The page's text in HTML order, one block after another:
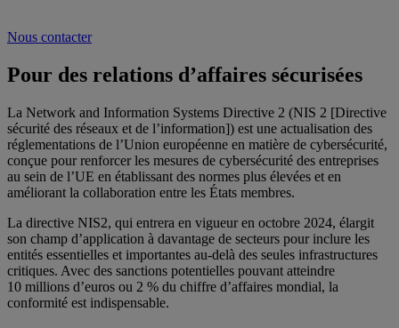
Nous contacter
Pour des relations d’affaires sécurisées
La Network and Information Systems Directive 2 (NIS 2 [Directive
sécurité des réseaux et de l’information]) est une actualisation des
réglementations de l’Union européenne en matière de cybersécurité,
conçue pour renforcer les mesures de cybersécurité des entreprises
au sein de l’UE en établissant des normes plus élevées et en
améliorant la collaboration entre les États membres.
La directive NIS2, qui entrera en vigueur en octobre 2024, élargit
son champ d’application à davantage de secteurs pour inclure les
entités essentielles et importantes au-delà des seules infrastructures
critiques. Avec des sanctions potentielles pouvant atteindre
10 millions d’euros ou 2 % du chiffre d’affaires mondial, la
conformité est indispensable.